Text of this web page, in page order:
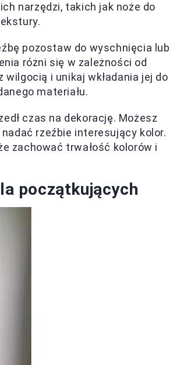
narzędzi, takich jak noże do
pozostaw do wyschnięcia lub
różni się w zależności od
wilgocią i unikaj wkładania jej do
materiału.
czas na dekorację. Możesz
rzeźbie interesujący kolor.
zachować trwałość kolorów i
początkujących